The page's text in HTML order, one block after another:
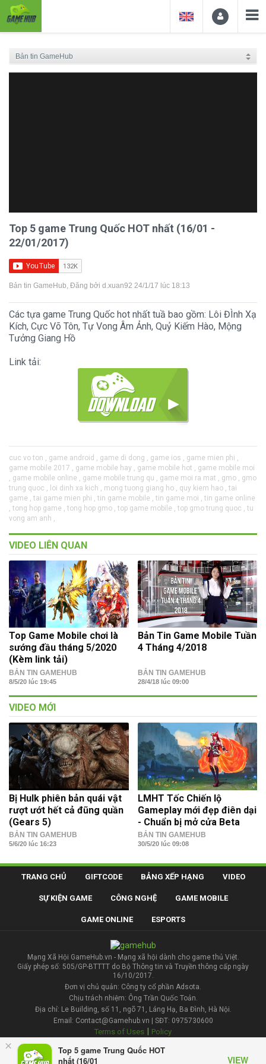
×
Top 5 game Trung Quốc HOT
nhất (16/01
VIEW
Top 5 game Trung Quốc HOT nhất (16/01 -
22/01/2017)
Bản tin GameHub, Đăng bởi d.xuan92 24/1/17 lúc 18:13
Các tựa game Trung Quốc hot nhất tuầ bao gồm: Lôi ĐÌnh Xạ
Kích, Cực Võ Tôn, Tự Vong Âm Ảnh, Quỷ Kiếm Hào, Mộng
Tưởng Giang Hồ
Link tải:
cuc vo ton , game android , game di dong , game ios , game mien phi ,
game mobile 2017 , game mobile hay , game mobile hot , game mobile moi
, game mobile online , game mobile trung qu , game moi ra mat , gmo , gmo
trung quoc , loi dinh xa kich , mong tuong giang ho , quy kiem hao , tai
game , tai game mien phi , tin game mobile , tin game moi , tin game online
, tong hop game , tong hop gmo , top game mobile , top gmo trung quoc , tu
vong am anh ,
VIDEO LIÊN QUAN
Top Game Mobile chơi là
sướng đầu tháng 5/2020
(Kèm link tải)
BẢN TIN GAMEHUB
8/5/20 lúc 19:45
Bản Tin Game Mobile Tuần
4 Tháng 4/2018
BẢN TIN GAMEHUB
28/4/18 lúc 09:00
VIDEO MỚI
Bị Hulk phiên bản quái vật
rượt ướt hết cả đũng quần
(Gears 5)
BẢN TIN GAMEHUB
5/6/20 lúc 16:23
LMHT Tốc Chiến lộ
Gameplay mới đẹp điên dại
- Chuẩn bị mở cửa Beta
BẢN TIN GAMEHUB
30/5/20 lúc 09:08
TRANG CHỦ GIFTCODE BẢNG XẾP HẠNG VIDEO
SỰ KIỆN GAME CÔNG NGHỆ GAME MOBILE
GAME ONLINE ESPORTS
Mạng Xã Hội GameHub.vn - Mạng xã hội dành cho game thủ Việt.
Giấy phép số: 505/GP-BTTTT do Bộ Thông tin và Truyền thông cấp ngày
16/10/2017.
Đơn vị chủ quản: Công ty cổ phần Adsota.
Chịu trách nhiệm: Ông Trần Quốc Toản.
Địa chỉ: Le Building, số 11, ngõ 71, Láng Hạ, Ba Đình, Hà Nội.
Email: Contact@Gamehub.vn | SĐT: 0975730600
Terms of Uses | Policy
Liên hệ đăng bài